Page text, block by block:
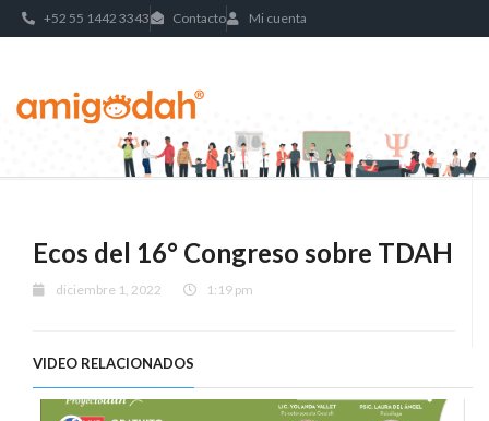
+52 55 1442 3343 Contacto Mi cuenta
Ecos del 16° Congreso sobre TDAH
diciembre 1, 2022 1:19 pm
VIDEO RELACIONADOS